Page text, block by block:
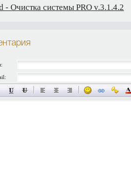
- Очистка системы PRO v.3.1.4.2